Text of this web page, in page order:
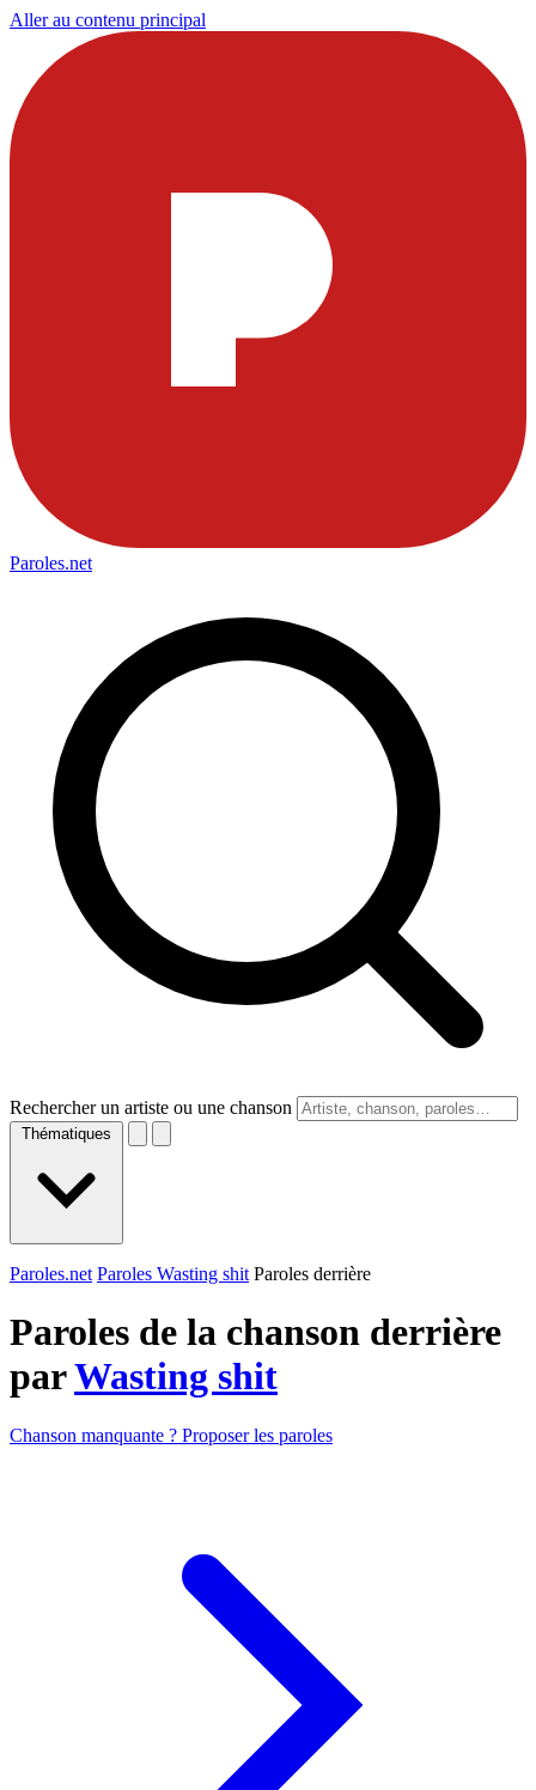
Aller au contenu principal
Paroles.net
Rechercher un artiste ou une chanson
Thématiques
Paroles.net Paroles Wasting shit Paroles derrière
Paroles de la chanson derrière
parWasting shit
Chanson manquante ? Proposer les paroles